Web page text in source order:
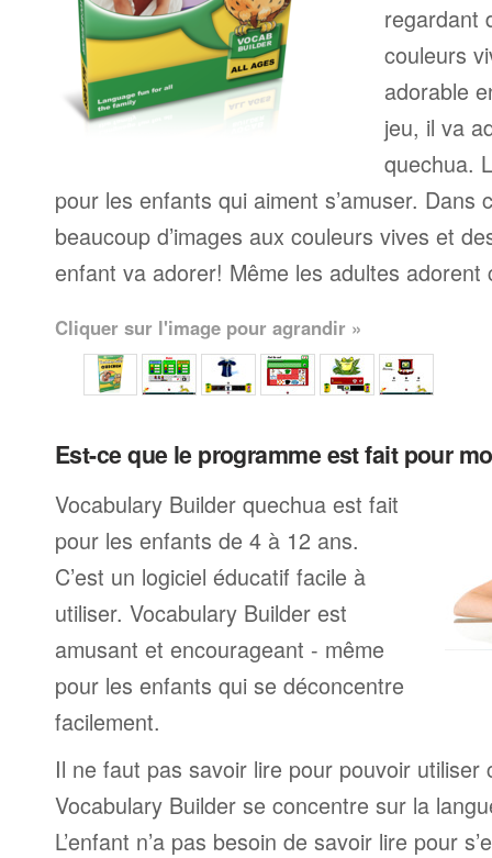
regardant
couleurs
adorable
jeu, il va
quechua.
pour les enfants qui aiment s’amuser. Dans
beaucoup d’images aux couleurs vives et
enfant va adorer! Même les adultes adorent
Cliquer sur l'image pour agrandir »
Est-ce que le programme est fait pour
Vocabulary Builder quechua est fait
pour les enfants de 4 à 12 ans.
C’est un logiciel éducatif facile à
utiliser. Vocabulary Builder est
amusant et encourageant - même
pour les enfants qui se déconcentre
facilement.
Il ne faut pas savoir lire pour pouvoir utiliser
Vocabulary Builder se concentre sur la
L’enfant n’a pas besoin de savoir lire pour